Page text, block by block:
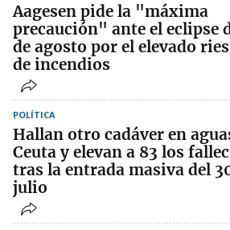
Aagesen pide la "máxima
precaución" ante el eclipse
de agosto por el elevado
de incendios
POLÍTICA
Hallan otro cadáver en
Ceuta y elevan a 83 los
tras la entrada masiva del
julio